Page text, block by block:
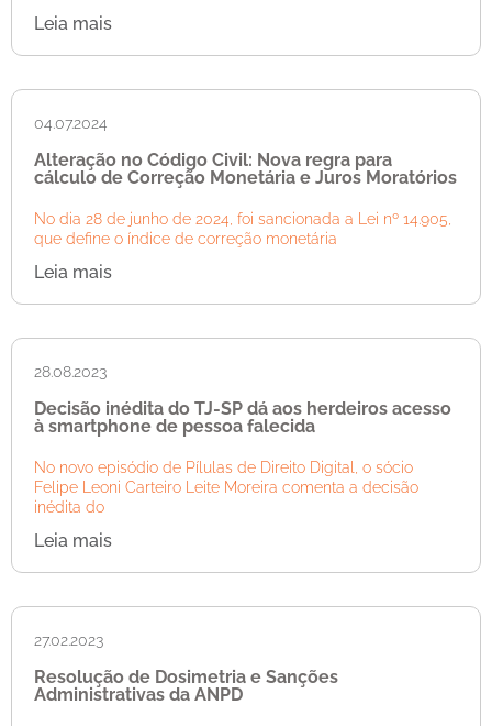
Leia mais
04.07.2024
Alteração no Código Civil: Nova regra para
cálculo de Correção Monetária e Juros Moratórios
No dia 28 de junho de 2024, foi sancionada a Lei nº 14.905,
que define o índice de correção monetária
Leia mais
28.08.2023
Decisão inédita do TJ-SP dá aos herdeiros acesso
à smartphone de pessoa falecida
No novo episódio de Pílulas de Direito Digital, o sócio
Felipe Leoni Carteiro Leite Moreira comenta a decisão
inédita do
Leia mais
27.02.2023
Resolução de Dosimetria e Sanções
Administrativas da ANPD